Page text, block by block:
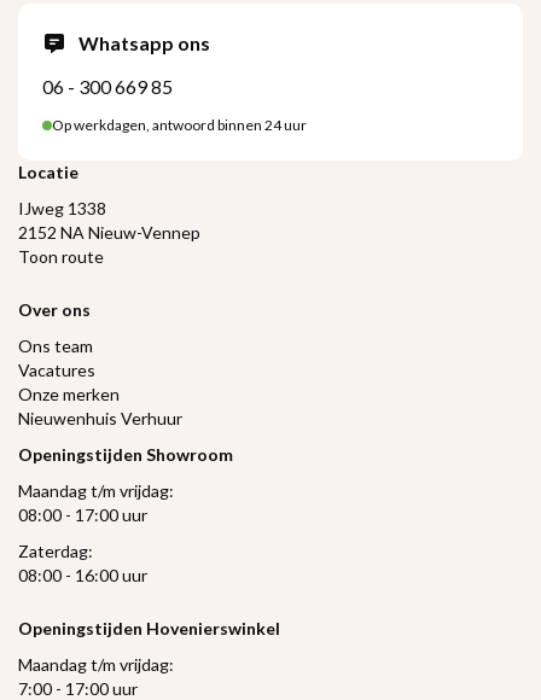
Whatsapp ons
06 - 300 669 85
Op werkdagen, antwoord binnen 24 uur
Locatie
IJweg 1338
2152 NA Nieuw-Vennep
Toon route
Over ons
Ons team
Vacatures
Onze merken
Nieuwenhuis Verhuur
Openingstijden Showroom
Maandag t/m vrijdag:
08:00 - 17:00 uur
Zaterdag:
08:00 - 16:00 uur
Openingstijden Hovenierswinkel
Maandag t/m vrijdag:
7:00 - 17:00 uur